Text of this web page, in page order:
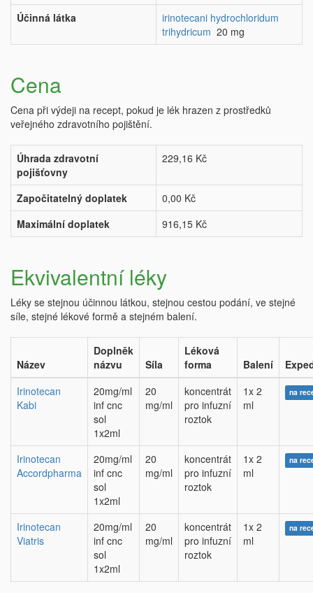
Účinná látka
irinotecani hydrochloridum
trihydricum 20 mg
Cena
Cena při výdeji na recept, pokud je lék hrazen z prostředků
veřejného zdravotního pojištění.
Úhrada zdravotní
pojišťovny
229,16 Kč
Započitatelný doplatek
0,00 Kč
Maximální doplatek
916,15 Kč
Ekvivalentní léky
Léky se stejnou účinnou látkou, stejnou cestou podání, ve stejné
síle, stejné lékové formě a stejném balení.
Název
Doplněk
názvu
Síla
Léková
forma
Balení
Irinotecan
Kabi
20mg/ml
inf cnc
sol
1x2ml
20
mg/ml
koncentrát
pro infuzní
roztok
1x 2
ml
na
Irinotecan
Accordpharma
20mg/ml
inf cnc
sol
1x2ml
20
mg/ml
koncentrát
pro infuzní
roztok
1x 2
ml
na
Irinotecan
Viatris
20mg/ml
inf cnc
sol
1x2ml
20
mg/ml
koncentrát
pro infuzní
roztok
1x 2
ml
na